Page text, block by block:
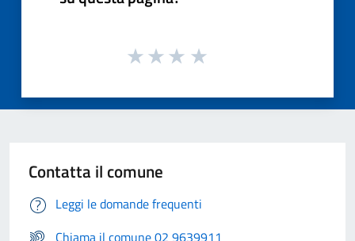
Contatta il comune
Leggi le domande frequenti